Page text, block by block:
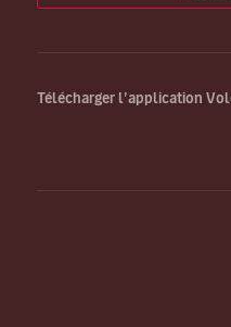
Télécharger l’application